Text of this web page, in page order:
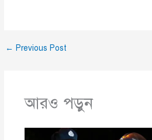
← Previous Post
আরও পড়ুন